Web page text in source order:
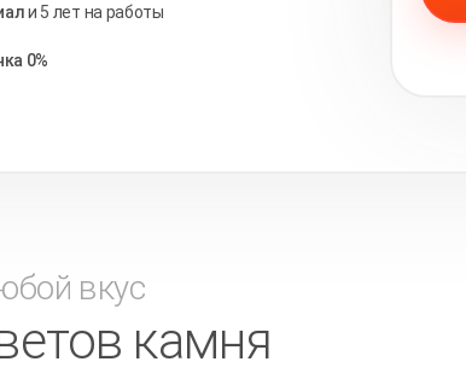
и 5 лет на работы
0%
вкус
камня